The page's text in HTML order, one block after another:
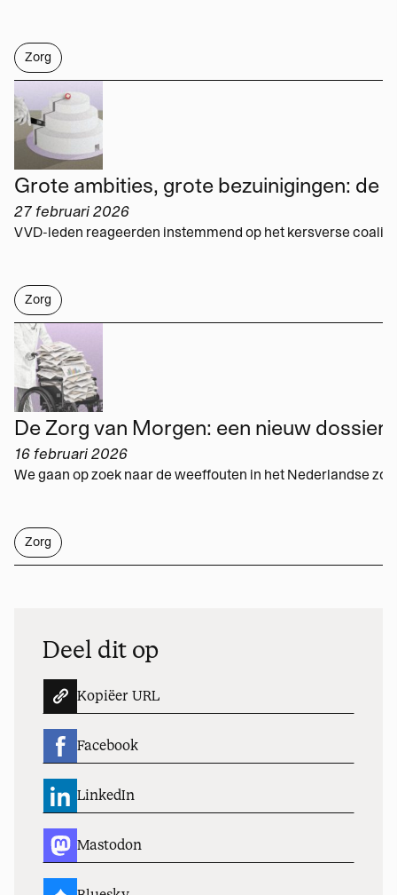
Zorg
27 februari 2026
Zorg
De Zorg van Morgen: een nieuw dossier
16 februari 2026
Zorg
Deel dit op
Kopiëer URL
Facebook
LinkedIn
Mastodon